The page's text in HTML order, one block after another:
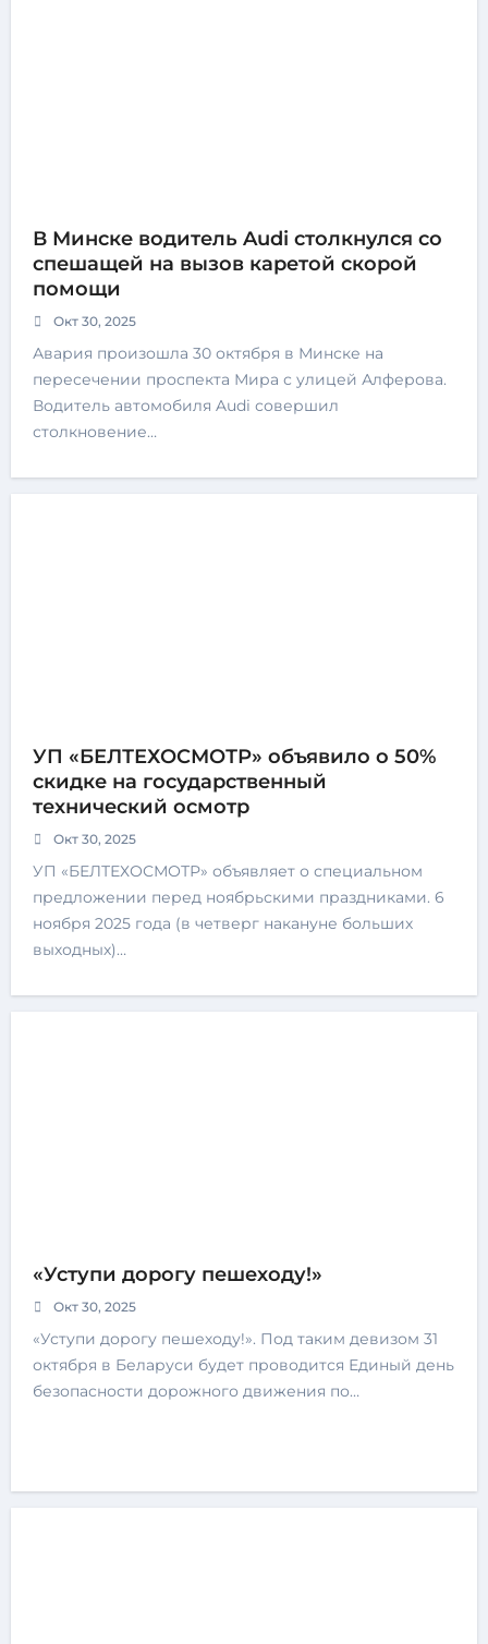
В Минске водитель Audi столкнулся со
спешащей на вызов каретой скорой
помощи
Окт 30, 2025
Авария произошла 30 октября в Минске на
пересечении проспекта Мира с улицей Алферова.
Водитель автомобиля Audi совершил
столкновение…
УП «БЕЛТЕХОСМОТР» объявило о 50%
скидке на государственный
технический осмотр
Окт 30, 2025
УП «БЕЛТЕХОСМОТР» объявляет о специальном
предложении перед ноябрьскими праздниками. 6
ноября 2025 года (в четверг накануне больших
выходных)…
«Уступи дорогу пешеходу!»
Окт 30, 2025
«Уступи дорогу пешеходу!». Под таким девизом 31
октября в Беларуси будет проводится Единый день
безопасности дорожного движения по…